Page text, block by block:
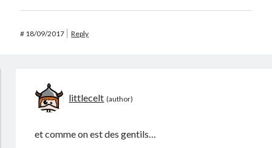
# 18/09/2017 Reply
littlecelt
et comme on est des gentils…